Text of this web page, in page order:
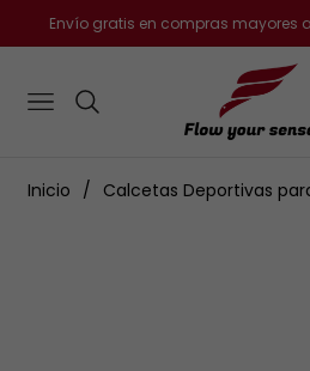
Envío gratis en compras mayores
Navigation
Inicio / Calcetas Deportivas